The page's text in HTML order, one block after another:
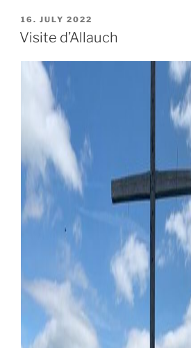
PUBLIÉ
LE
16. JULY 2022
Visite d’Allauch